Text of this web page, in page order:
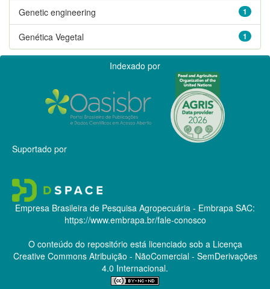
1
Genetic engineering
1
Genética Vegetal
Indexado por
Suportado por
Empresa Brasileira de Pesquisa Agropecuária - Embrapa SAC:
https://www.embrapa.br/fale-conosco
O conteúdo do repositório está licenciado sob a Licença
Creative CommonsAtribuição - NãoComercial - SemDerivações
4.0 Internacional.